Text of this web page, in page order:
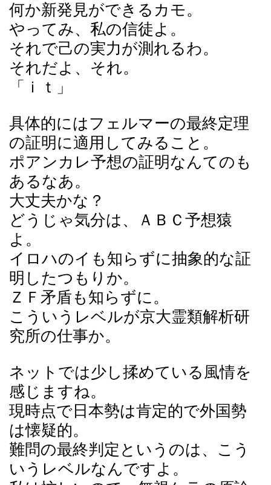
何か新発見ができるカモ。
やってみ、私の信徒よ。
それで己の実力が測れるわ。
それだよ、それ。
「ｉｔ」
具体的にはフェルマーの最終定理
の証明に適用してみること。
ポアンカレ予想の証明なんてのも
あるなあ。
大丈夫かな？
どうじゃ気分は、ＡＢＣ予想猿
よ。
イロハのイも知らずに抽象的な証
明したつもりか。
ＺＦ矛盾も知らずに。
こういうレベルが京大霊類解析研
究所の仕事か。
ネットでは少し揉めている風情を
感じますね。
現時点で日本勢は肯定的で外国勢
は懐疑的。
難問の最終判定というのは、こう
いうレベルなんですよ。